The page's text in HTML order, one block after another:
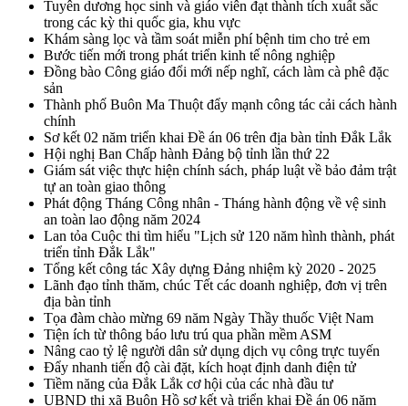
Tuyên dương học sinh và giáo viên đạt thành tích xuất sắc
trong các kỳ thi quốc gia, khu vực
Khám sàng lọc và tầm soát miễn phí bệnh tim cho trẻ em
Bước tiến mới trong phát triển kinh tế nông nghiệp
Đồng bào Công giáo đổi mới nếp nghĩ, cách làm cà phê đặc
sản
Thành phố Buôn Ma Thuột đẩy mạnh công tác cải cách hành
chính
Sơ kết 02 năm triển khai Đề án 06 trên địa bàn tỉnh Đắk Lắk
Hội nghị Ban Chấp hành Đảng bộ tỉnh lần thứ 22
Giám sát việc thực hiện chính sách, pháp luật về bảo đảm trật
tự an toàn giao thông
Phát động Tháng Công nhân - Tháng hành động về vệ sinh
an toàn lao động năm 2024
Lan tỏa Cuộc thi tìm hiểu "Lịch sử 120 năm hình thành, phát
triển tỉnh Đắk Lắk"
Tổng kết công tác Xây dựng Đảng nhiệm kỳ 2020 - 2025
Lãnh đạo tỉnh thăm, chúc Tết các doanh nghiệp, đơn vị trên
địa bàn tỉnh
Tọa đàm chào mừng 69 năm Ngày Thầy thuốc Việt Nam
Tiện ích từ thông báo lưu trú qua phần mềm ASM
Nâng cao tỷ lệ người dân sử dụng dịch vụ công trực tuyến
Đẩy nhanh tiến độ cài đặt, kích hoạt định danh điện tử
Tiềm năng của Đắk Lắk cơ hội của các nhà đầu tư
UBND thị xã Buôn Hồ sơ kết và triển khai Đề án 06 năm